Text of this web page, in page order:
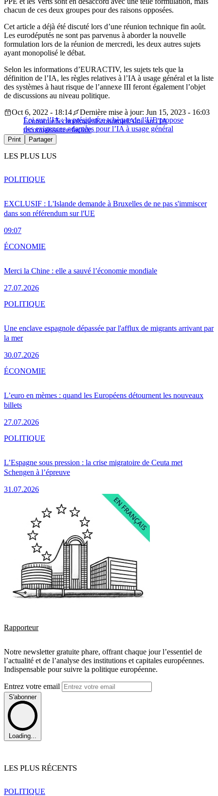
chacun de ces deux groupes pour des raisons opposées.
Cet article a déjà été discuté lors d’une réunion technique fin août.
Les eurodéputés ne sont pas parvenus à aborder la nouvelle
formulation lors de la réunion de mercredi, les deux autres sujets
ayant monopolisé le débat.
Selon les informations d’EURACTIV, les sujets tels que la
définition de l’IA, les règles relatives à l’IA à usage général et la liste
des systèmes à haut risque de l’annexe III feront également l’objet
de discussions au niveau politique.
Loi sur l’IA : la présidence tchèque de l’UE propose
des exigences adaptées pour l’IA à usage général
Oct 6, 2022 - 18:14
Dernière mise à jour: Jun 15, 2023 - 16:03
ÉconomieTechnologiesÉconomieIAloi sur l'IA
reconnaissance faciale
Print Partager
LES PLUS LUS
EXCLUSIF : L'Islande demande à Bruxelles de ne pas s'immiscer
dans son référendum sur l'UE
09:07
POLITIQUE
Merci la Chine : elle a sauvé l’économie mondiale
27.07.2026
ÉCONOMIE
Une enclave espagnole dépassée par l'afflux de migrants arrivant par
la mer
30.07.2026
POLITIQUE
L’euro en mèmes : quand les Européens détournent les nouveaux
billets
27.07.2026
ÉCONOMIE
L’Espagne sous pression : la crise migratoire de Ceuta met
Schengen à l’épreuve
31.07.2026
POLITIQUE
Rapporteur
Notre newsletter gratuite phare, offrant chaque jour l’essentiel de
l’actualité et de l’analyse des institutions et capitales européennes.
Indispensable pour suivre la politique européenne.
Entrez votre email
S'abonner
Loading...
LES PLUS RÉCENTS
POLITIQUE